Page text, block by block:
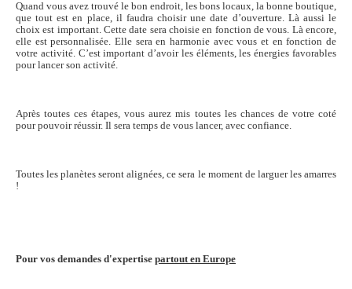
Quand vous avez trouvé le bon endroit, les bons locaux, la bonne boutique,
que tout est en place, il faudra choisir une date d’ouverture. Là aussi le
choix est important. Cette date sera choisie en fonction de vous. Là encore,
elle est personnalisée. Elle sera en harmonie avec vous et en fonction de
votre activité. C’est important d’avoir les éléments, les énergies favorables
pour lancer son activité.
Après toutes ces étapes, vous aurez mis toutes les chances de votre coté
pour pouvoir réussir. Il sera temps de vous lancer, avec confiance.
Toutes les planètes seront alignées, ce sera le moment de larguer les amarres
!
Pour vos demandes d'expertise partout en Europe